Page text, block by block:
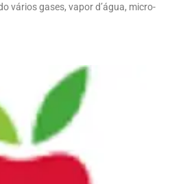
vários gases, vapor d’água, micro-